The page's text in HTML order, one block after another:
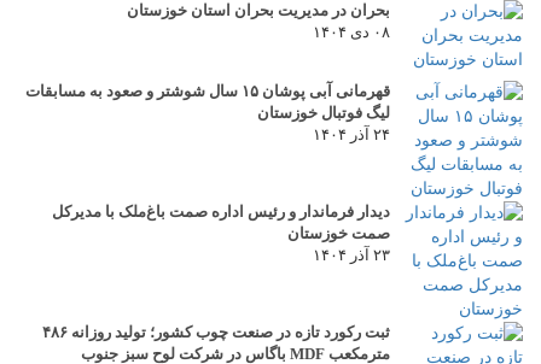
بحران در مدیریت بحران استان خوزستان
۰۸ دی ۱۴۰۴
قهرمانی آبی پوشان ۱۵ سال شوشتر و صعود به مسابقات
لیگ فوتبال خوزستان
۲۴ آذر ۱۴۰۴
دیدار فرماندار و رئیس اداره صمت باغ‌ملک با مدیرکل
صمت خوزستان
۲۳ آذر ۱۴۰۴
ثبت رکورد تازه در صنعت چوب کشور؛ تولید روزانه ۴۸۶
مترمکعب MDF باگاس در شرکت لوح سبز جنوب